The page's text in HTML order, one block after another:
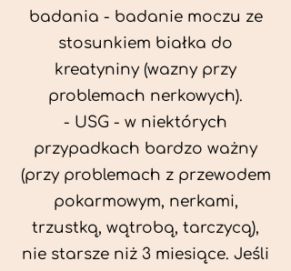
badania - badanie moczu ze
stosunkiem białka do
kreatyniny (wazny przy
problemach nerkowych).
- USG - w niektórych
przypadkach bardzo ważny
(przy problemach z przewodem
pokarmowym, nerkami,
trzustką, wątrobą, tarczycą),
nie starsze niż 3 miesiące. Jeśli